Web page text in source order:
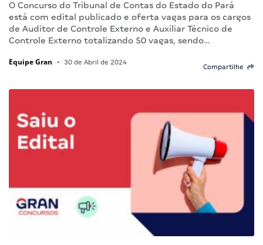
O Concurso do Tribunal de Contas do Estado do Pará
está com edital publicado e oferta vagas para os cargos
de Auditor de Controle Externo e Auxiliar Técnico de
Controle Externo totalizando 50 vagas, sendo…
Equipe Gran • 30 de Abril de 2024
Compartilhe